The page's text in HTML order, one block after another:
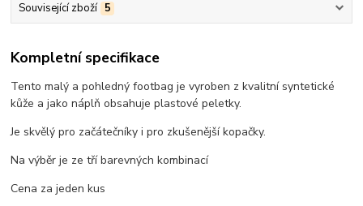
Související zboží 5
Kompletní specifikace
Tento malý a pohledný footbag je vyroben z kvalitní syntetické
kůže a jako náplň obsahuje plastové peletky.
Je skvělý pro začátečníky i pro zkušenější kopačky.
Na výběr je ze tří barevných kombinací
Cena za jeden kus